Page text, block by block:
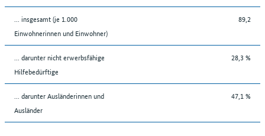
... insgesamt (je 1.000
Einwohnerinnen und Einwohner)
89,2
... darunter nicht erwerbsfähige
Hilfebedürftige
28,3 %
... darunter Ausländerinnen und
Ausländer
47,1 %